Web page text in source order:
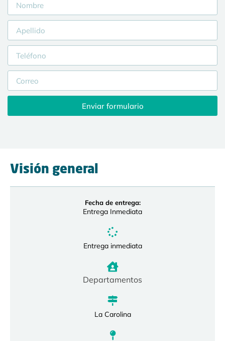
Visión general
Fecha de entrega:
Entrega Inmediata
Entrega inmediata
Departamentos
La Carolina
Enviar formulario